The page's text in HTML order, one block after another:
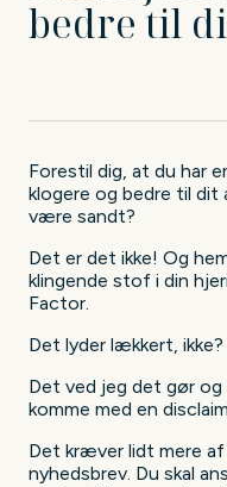
bedre til
Forestil dig, at du har
klogere og bedre til
være sandt?
Det er det ikke! Og
klingende stof i din
Factor.
Det lyder lækkert, ikke?
Det ved jeg det gør
komme med en
Det kræver lidt mere
nyhedsbrev. Du skal